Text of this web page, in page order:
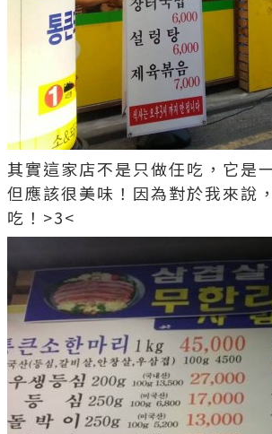
其實這家店不是只做任吃，它是
但應該很美味！因為對於我來說
吃！>3<